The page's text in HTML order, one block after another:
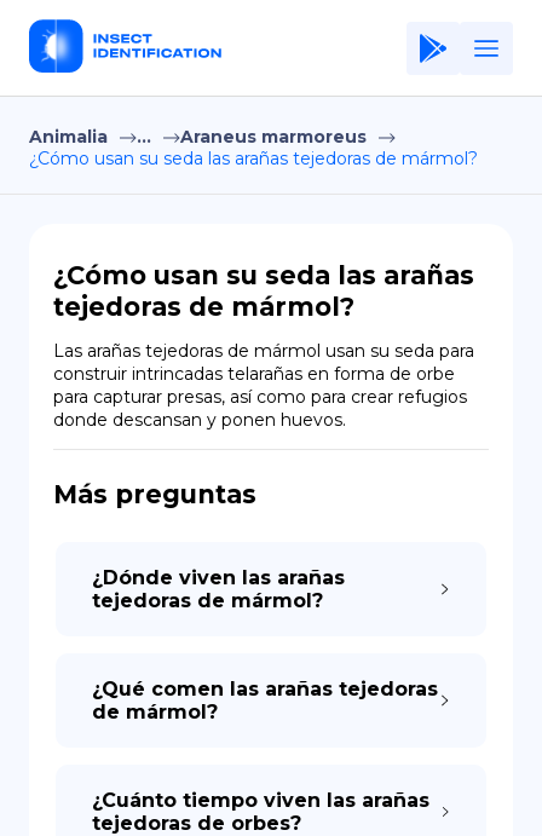
Home
Application
Terms of Use
Privacy Policy
ES
EN
DE
Copiright © Niro ID
Animalia ...
Araneus marmoreus
¿Cómo usan su seda las arañas tejedoras de mármol?
¿Cómo usan su seda las arañas
tejedoras de mármol?
Las arañas tejedoras de mármol usan su seda para
construir intrincadas telarañas en forma de orbe
para capturar presas, así como para crear refugios
donde descansan y ponen huevos.
Más preguntas
¿Dónde viven las arañas
tejedoras de mármol?
¿Qué comen las arañas tejedoras
de mármol?
¿Cuánto tiempo viven las arañas
tejedoras de orbes?